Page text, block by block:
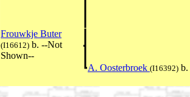
Frouwkje Buter
(I16612) b. --Not
Shown--
A. Oosterbroek (I16392)